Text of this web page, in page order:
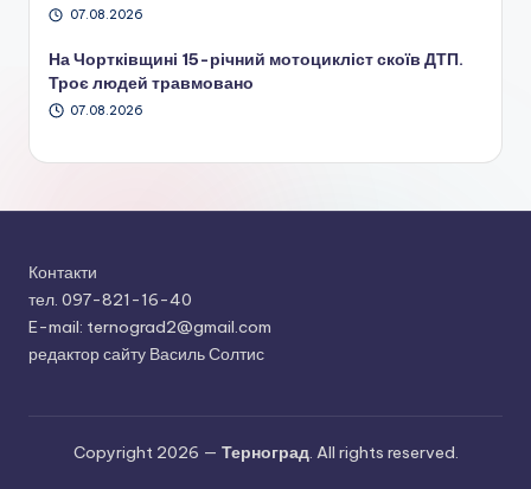
07.08.2026
На Чортківщині 15-річний мотоцикліст скоїв ДТП.
Троє людей травмовано
07.08.2026
Контакти
тел. 097-821-16-40
E-mail: ternograd2@gmail.com
редактор сайту Василь Солтис
Copyright 2026 — Терноград. All rights reserved.